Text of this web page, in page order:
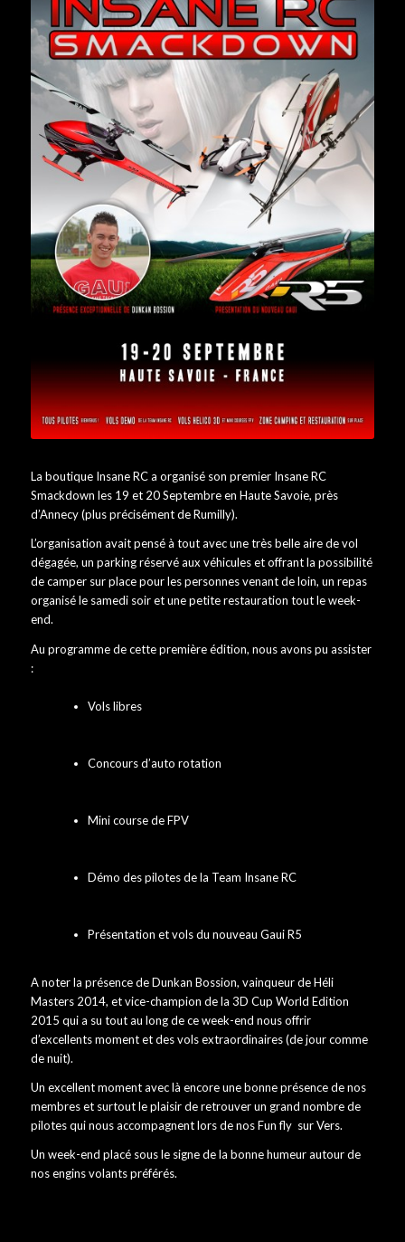
La boutique Insane RC a organisé son premier Insane RC
Smackdown les 19 et 20 Septembre en Haute Savoie, près
d’Annecy (plus précisément de Rumilly).
L’organisation avait pensé à tout avec une très belle aire de vol
dégagée, un parking réservé aux véhicules et offrant la possibilité
de camper sur place pour les personnes venant de loin, un repas
organisé le samedi soir et une petite restauration tout le week-
end.
Au programme de cette première édition, nous avons pu assister
:
Vols libres
Concours d’auto rotation
Mini course de FPV
Démo des pilotes de la Team Insane RC
Présentation et vols du nouveau Gaui R5
A noter la présence de Dunkan Bossion, vainqueur de Héli
Masters 2014, et vice-champion de la 3D Cup World Edition
2015 qui a su tout au long de ce week-end nous offrir
d’excellents moment et des vols extraordinaires (de jour comme
de nuit).
Un excellent moment avec là encore une bonne présence de nos
membres et surtout le plaisir de retrouver un grand nombre de
pilotes qui nous accompagnent lors de nos Fun fly sur Vers.
Un week-end placé sous le signe de la bonne humeur autour de
nos engins volants préférés.